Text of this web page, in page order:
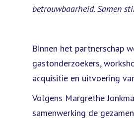
betrouwbaarheid. Samen
Binnen het partnerschap
gastonderzoekers,
acquisitie en uitvoering
Volgens Margrethe
samenwerking de